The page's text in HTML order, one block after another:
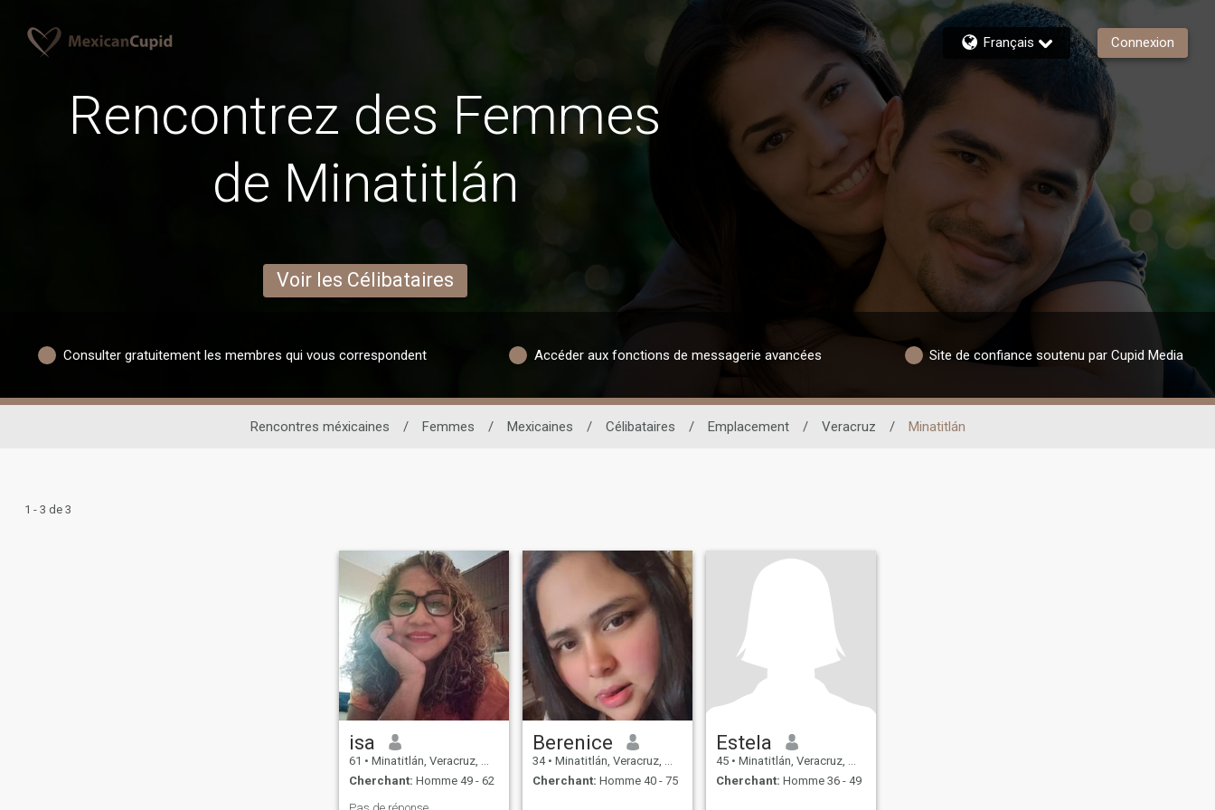
Français Connexion
Rencontrez des Femmes
de Minatitlán
Voir les Célibataires
Consulter gratuitement les membres qui vous correspondent Accéder aux fonctions de messagerie avancées Site de confiance soutenu par Cupid Media
Rencontres méxicaines / Femmes / Mexicaines / Célibataires / Emplacement / Veracruz / Minatitlán
1 - 3 de 3
isa
61 • Minatitlán, Veracruz, Mexique
Cherchant: Homme 49 - 62
Berenice
34 • Minatitlán, Veracruz, Mexique
Cherchant: Homme 40 - 75
Estela
45 • Minatitlán, Veracruz, Mexique
Cherchant: Homme 36 - 49